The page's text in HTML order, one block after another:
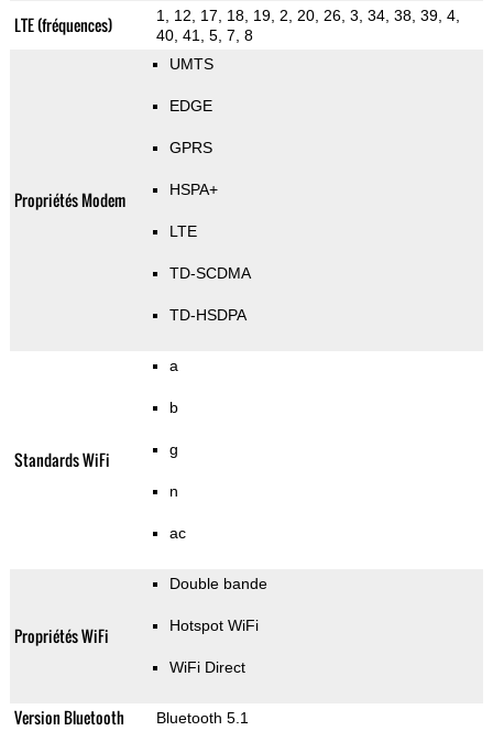
LTE (fréquences)
1, 12, 17, 18, 19, 2, 20, 26, 3, 34, 38, 39, 4,
40, 41, 5, 7, 8
Propriétés Modem
UMTS
EDGE
GPRS
HSPA+
LTE
TD-SCDMA
TD-HSDPA
Standards WiFi
a
b
g
n
ac
Propriétés WiFi
Double bande
Hotspot WiFi
WiFi Direct
Version Bluetooth Bluetooth 5.1